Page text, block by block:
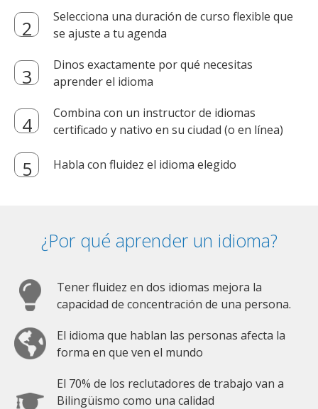
Selecciona una duración de curso flexible que
se ajuste a tu agenda
Dinos exactamente por qué necesitas
aprender el idioma
Combina con un instructor de idiomas
certificado y nativo en su ciudad (o en línea)
Habla con fluidez el idioma elegido
¿Por qué aprender un idioma?
Tener fluidez en dos idiomas mejora la
capacidad de concentración de una persona.
El idioma que hablan las personas afecta la
forma en que ven el mundo
El 70% de los reclutadores de trabajo van a
Bilingüismo como una calidad